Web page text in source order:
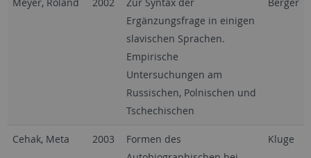
Ergänzungsfrage in einigen
slavischen Sprachen.
Empirische
Untersuchungen am
Russischen, Polnischen und
Tschechischen
Cehak, Meta 2003
Formen des
Kluge